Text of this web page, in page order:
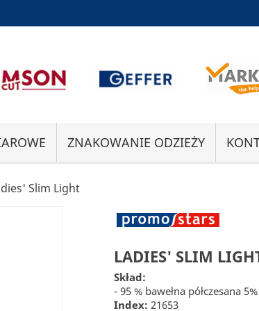
ZNAKOWANIE ODZIEŻY
Slim Light
LADIES' SLIM
Skład:
- 95 % bawełna półczesana
Index: 21653